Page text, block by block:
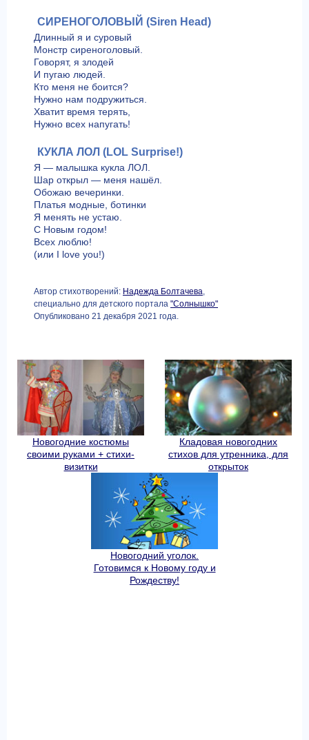
СИРЕНОГОЛОВЫЙ (Siren Head)
Длинный я и суровый
Монстр сиреноголовый.
Говорят, я злодей
И пугаю людей.
Кто меня не боится?
Нужно нам подружиться.
Хватит время терять,
Нужно всех напугать!
КУКЛА ЛОЛ (LOL Surprise!)
Я — малышка кукла ЛОЛ.
Шар открыл — меня нашёл.
Обожаю вечеринки.
Платья модные, ботинки
Я менять не устаю.
С Новым годом!
Всех люблю!
(или I love you!)
Автор стихотворений: Надежда Болтачева
специально для детского портала "Солнышко"
Опубликовано 21 декабря 2021 года.
Новогодние костюмы
своими руками + стихи-
визитки
Кладовая новогодних
стихов для утренника, для
открыток
Новогодний уголок.
Готовимся к Новому году и
Рождеству!